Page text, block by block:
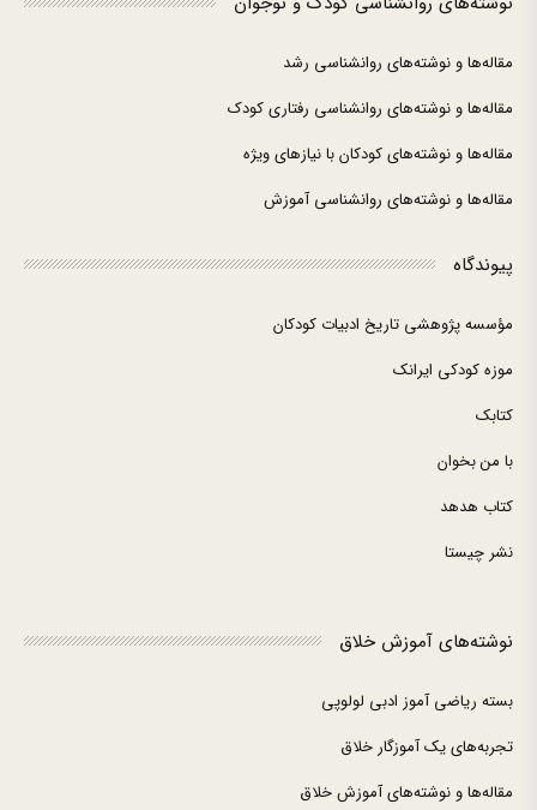
مقاله‌ها و نوشته‌های روانشناسی رشد
مقاله‌ها و نوشته‌های روانشناسی رفتاری کودک
مقاله‌ها و نوشته‌های کودکان با نیازهای ویژه
مقاله‌ها و نوشته‌های روانشناسی آموزش
پیوندگاه
مؤسسه پژوهشی تاریخ ادبیات کودکان
موزه کودکی ایرانک
کتابک
با من بخوان
کتاب هدهد
نشر چیستا
نوشته‌های آموزش خلاق
بسته ریاضی آموز ادبی لولوپی
تجربه‌های یک آموزگار خلاق
مقاله‌ها و نوشته‌های آموزش خلاق